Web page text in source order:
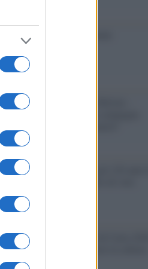
/
di Nolan
/
Contro i deepfake in campagna
/ Le 10 maestre che già 120 anni fa
/Il Premio Airone di Carta 2026
giornaliste: promuove la cultura
parità